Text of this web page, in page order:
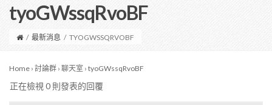
tyoGWssqRvoBF
/ 最新消息 / TYOGWSSQRVOBF
Home › 討論群 › 聊天室 › tyoGWssqRvoBF
正在檢視 0 則發表的回覆